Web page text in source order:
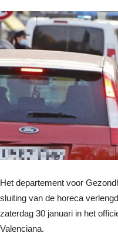
Het departement voor
sluiting van de horeca
zaterdag 30 januari in het
Valenciana.